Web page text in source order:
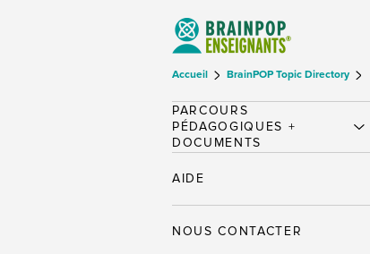
Accueil BrainPOP Topic Directory
PARCOURS
PÉDAGOGIQUES +
DOCUMENTS
AIDE
NOUS CONTACTER